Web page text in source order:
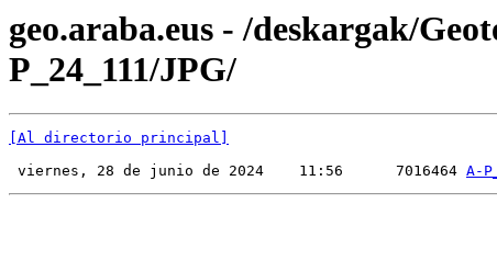
geo.araba.eus - /deskargak/
P_24_111/JPG/
[Al directorio principal]
viernes, 28 de junio de 2024    11:56      7016464 A-